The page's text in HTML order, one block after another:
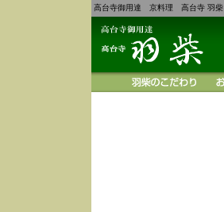
高台寺御用達 京料理 高台寺 羽柴